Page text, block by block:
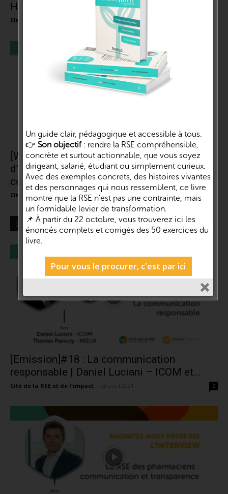
Hyronde – SENSE et Louise...
Cité de la RSE et de l'impact 8 juin 2021
[Webinaire] L’éco-conception, retour
d’expérience | Marie Cussol – Pôle Éco-
conception
Cité de la RSE et de l'impact 1 juin 2021
LES + LUS
[Emission]#18 : La communication
responsable | Daniel Luciani – ICOM et...
Cité de la RSE et de l'impact 0
Un guide clair, pédagogique et accessible à tous.
👉 Son objectif: rendre la RSE compréhensible,
concrète et surtout actionnable, que vous soyez
dirigeant, salarié, étudiant ou simplement curieux.
Avec des exemples concrets, des histoires vivantes
et des personnages qui nous ressemblent, ce livre
montre que la RSE n’est pas une contrainte, mais
un formidable levier de transformation.
📌 À partir du 22 octobre, vous trouverez ici les
énoncés complets et corrigés des 50 exercices du
livre.
Pour vous le procurer, c'est par ici